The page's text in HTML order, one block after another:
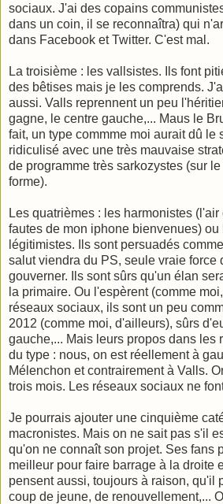
sociaux. J'ai des copains
dans un coin, il se reconnaîtra) qui
dans Facebook et Twitter. C'est mal.
La troisième : les vallsistes. Ils font
des bêtises mais je les comprends.
aussi. Valls reprennent un peu
gagne, le centre gauche,... Maus le
fait, un type commme moi aurait dû le
ridiculisé avec une très mauvaise
de programme très sarkozystes (sur
forme).
Les quatrièmes : les harmonistes
fautes de mon iphone bienvenues)
légitimistes. Ils sont persuadés
salut viendra du PS, seule vraie force
gouverner. Ils sont sûrs qu'un élan
la primaire. Ou l'espèrent (comme
réseaux sociaux, ils sont un peu
2012 (comme moi, d'ailleurs), sûrs
gauche,... Mais leurs propos dans les
du type : nous, on est réellement à
Mélenchon et contrairement à Valls.
trois mois. Les réseaux sociaux ne
Je pourrais ajouter une cinquième
macronistes. Mais on ne sait pas s'il
qu'on ne connaît son projet. Ses fans
meilleur pour faire barrage à la droite
pensent aussi, toujours à raison, qu'il
coup de jeune, de renouvellement,...